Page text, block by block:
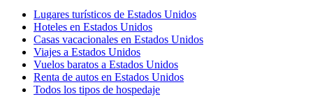
Lugares turísticos de Estados Unidos
Hoteles en Estados Unidos
Casas vacacionales en Estados Unidos
Viajes a Estados Unidos
Vuelos baratos a Estados Unidos
Renta de autos en Estados Unidos
Todos los tipos de hospedaje